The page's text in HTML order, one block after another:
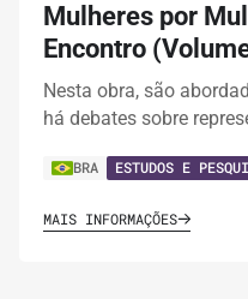
Mulheres por
Encontro
Nesta obra, são
há debates sobre
BRA ESTUDOS E
MAIS INFORMAÇÕES